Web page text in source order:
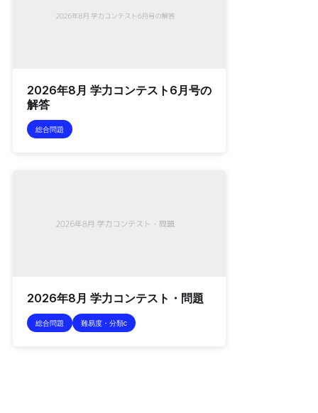
2026年8月 学力コンテスト6月号の
解答
総合問題
2026年8月 学力コンテスト・問題
総合問題 難易度・分類c